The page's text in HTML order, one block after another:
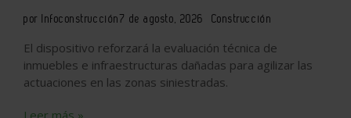
por Infoconstrucción7 de agosto, 2026 Construcción
El dispositivo reforzará la evaluación técnica de
inmuebles e infraestructuras dañadas para agilizar las
actuaciones en las zonas siniestradas.